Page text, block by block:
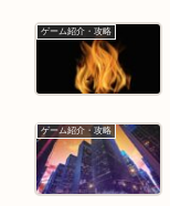
ゲーム紹介・攻略
ゲーム紹介・攻略